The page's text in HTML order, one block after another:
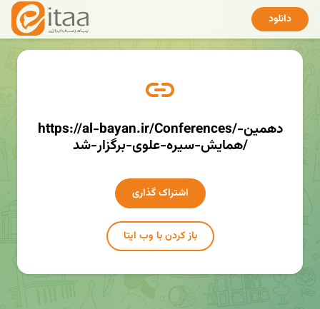
دانلود
https://al-bayan.ir/Conferences/دهمین-
همایش-سیره-علوی-برگزار-شد/
اشتراک گذاری
باز کردن با وب ایتا